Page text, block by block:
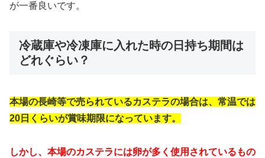
が一番良いです。
冷蔵庫や冷凍庫に入れた時の日持ち期間は
どれぐらい？
本場の長崎等で売られているカステラの場合は、常温では
20日くらいが賞味期限になっています。
しかし、本場のカステラには卵が多く使用されているもの